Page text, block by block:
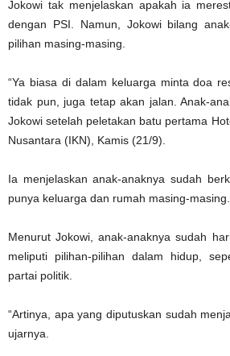
Jokowi tak menjelaskan apakah ia
dengan PSI. Namun, Jokowi bilang
pilihan masing-masing.
“Ya biasa di dalam keluarga minta doa
tidak pun, juga tetap akan jalan. Anak-
Jokowi setelah peletakan batu pertama
Nusantara (IKN), Kamis (21/9).
Ia menjelaskan anak-anaknya sudah
punya keluarga dan rumah masing-masing.
Menurut Jokowi, anak-anaknya sudah
meliputi pilihan-pilihan dalam hidup,
partai politik.
“Artinya, apa yang diputuskan sudah
ujarnya.